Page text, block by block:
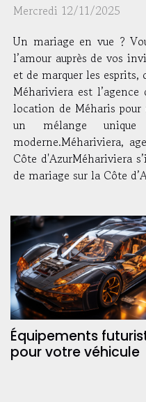
Mercredi 12/11/2025
Un mariage en vue ?
l’amour auprès de vos
et de marquer les
Méhariviera est
location de Méharis pour
un mélange
moderne.Méhariviera,
Côte d'AzurMéhariviera
de mariage sur la Côte
Équipements
pour votre véhicule